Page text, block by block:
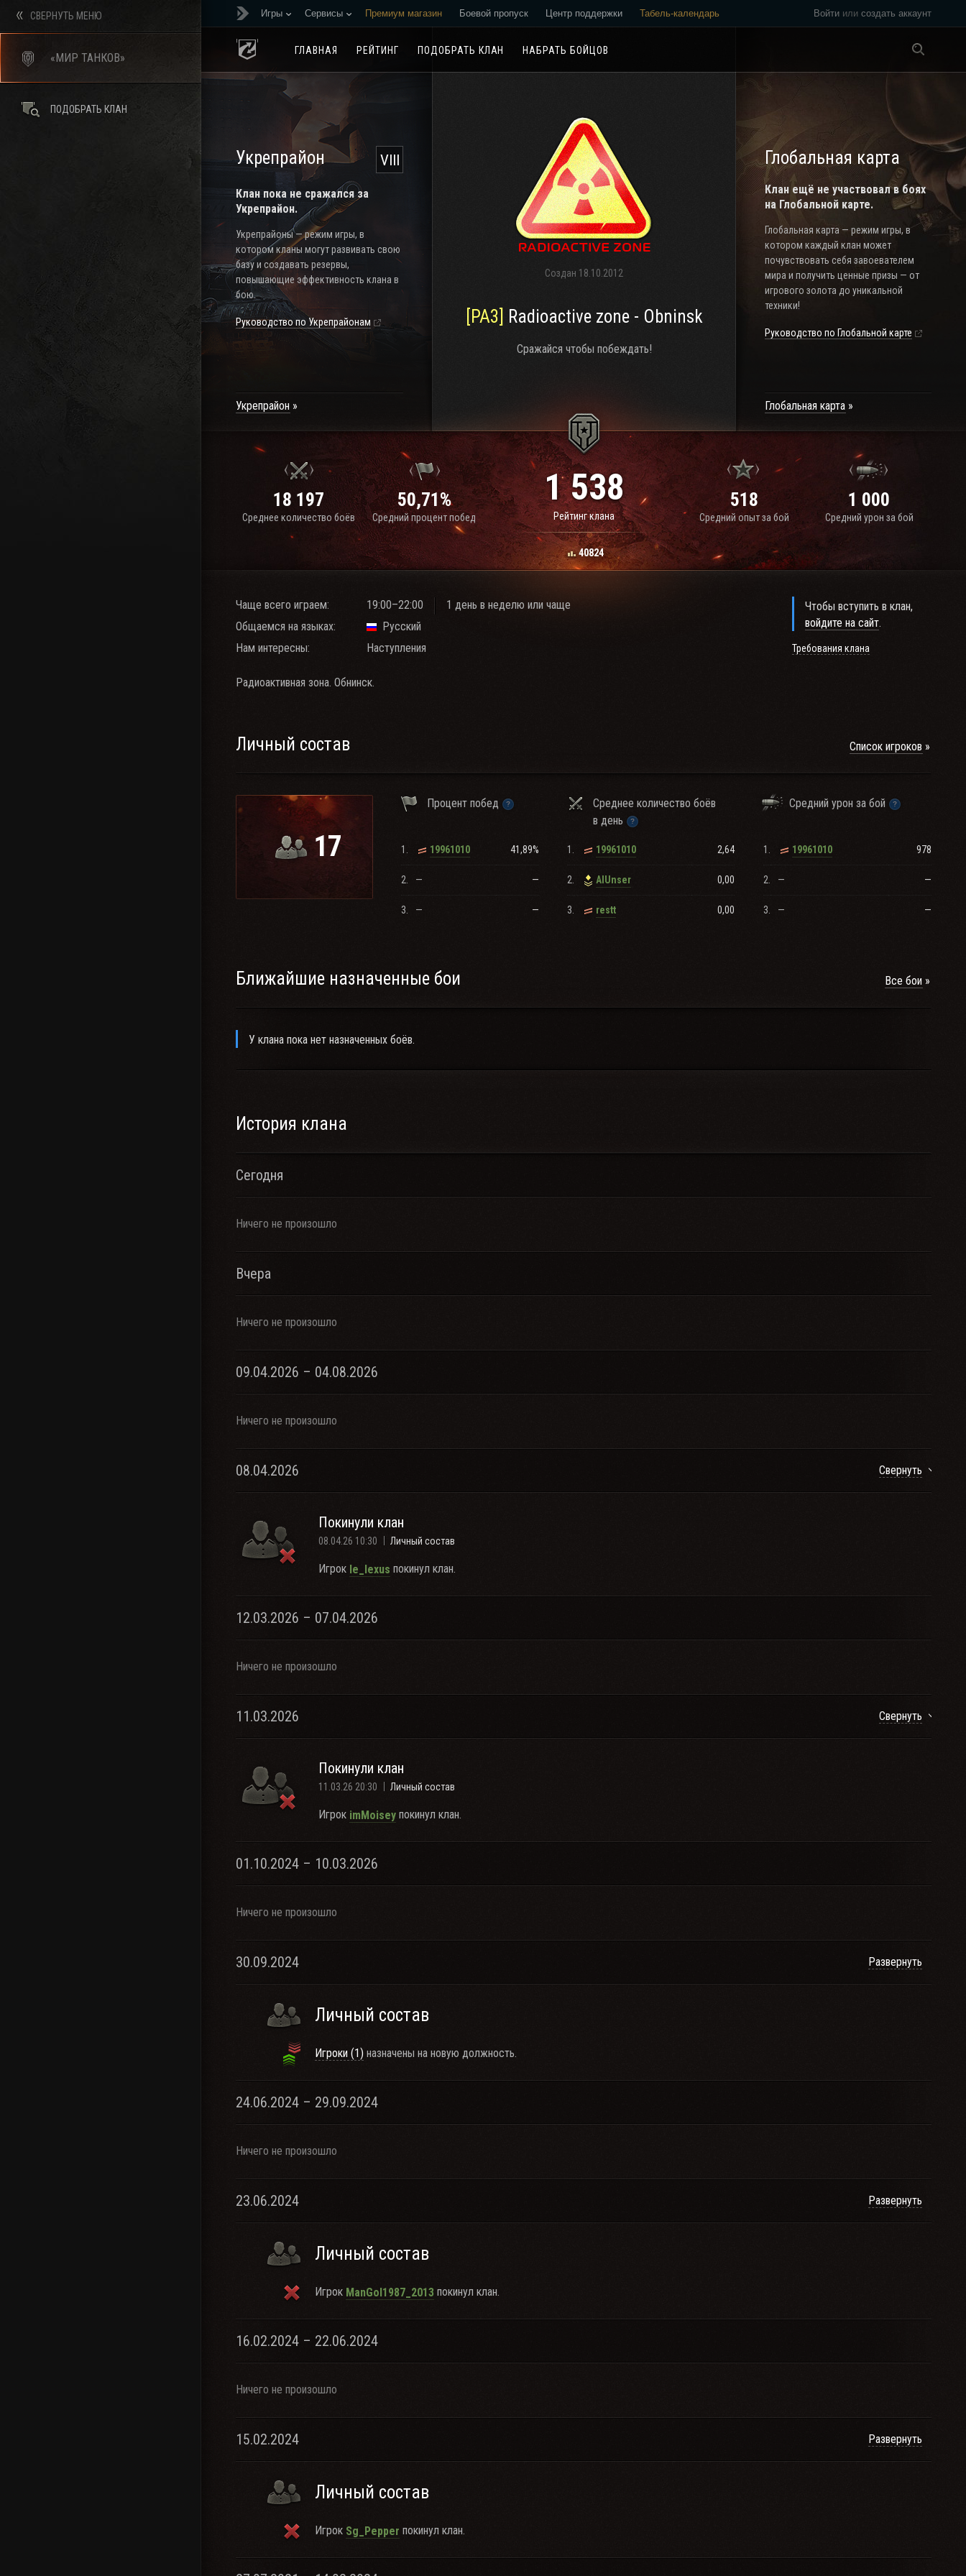
Войти или создать аккаунт
Игры Сервисы Премиум магазин Боевой пропуск Центр поддержки Табель-календарь
ГЛАВНАЯ РЕЙТИНГ ПОДОБРАТЬ КЛАН НАБРАТЬ БОЙЦОВ
VIII
Укрепрайон
Клан пока не сражался за
Укрепрайон.
Укрепрайоны — режим игры, в
котором кланы могут развивать свою
базу и создавать резервы,
повышающие эффективность клана в
бою.
Руководство по Укрепрайонам
Укрепрайон
Создан 18.10.2012
[PA3] Radioactive zone - Obninsk
Сражайся чтобы побеждать!
Глобальная карта
Клан ещё не участвовал в боях
на Глобальной карте.
Глобальная карта — режим игры, в
котором каждый клан может
почувствовать себя завоевателем
мира и получить ценные призы — от
игрового золота до уникальной
техники!
Руководство по Глобальной карте
Глобальная карта
18 197
Среднее количество боёв
50,71%
Средний процент побед
1 538
Рейтинг клана
40824
518
Средний опыт за бой
1 000
Средний урон за бой
Чаще всего играем: 19:00–22:00
1 день в неделю или чаще
Общаемся на языках:
Русский
Нам интересны:
Наступления
Радиоактивная зона. Обнинск.
Чтобы вступить в клан,
войдите на сайт.
Требования клана
Личный состав Список игроков
17
Процент побед
Среднее количество боёв
в день
Средний урон за бой
1. 19961010 41,89%
2. — —
3. — —
1. 19961010 2,64
2. AlUnser 0,00
3. restt 0,00
1. 19961010 978
2. — —
3. — —
Ближайшие назначенные бои Все бои
У клана пока нет назначенных боёв.
История клана
Сегодня
Ничего не произошло
Вчера
Ничего не произошло
09.04.2026 – 04.08.2026
Ничего не произошло
08.04.2026 Свернуть
Покинули клан
08.04.26 10:30 Личный состав
Игрок le_lexus покинул клан.
12.03.2026 – 07.04.2026
Ничего не произошло
11.03.2026 Свернуть
Покинули клан
11.03.26 20:30 Личный состав
Игрок imMoisey покинул клан.
01.10.2024 – 10.03.2026
Ничего не произошло
30.09.2024 Развернуть
Личный состав
Игроки (1) назначены на новую должность.
24.06.2024 – 29.09.2024
Ничего не произошло
23.06.2024 Развернуть
Личный состав
Игрок ManGol1987_2013 покинул клан.
16.02.2024 – 22.06.2024
Ничего не произошло
15.02.2024 Развернуть
Личный состав
Игрок Sg_Pepper покинул клан.
СВЕРНУТЬ МЕНЮ
«МИР ТАНКОВ»
ПОДОБРАТЬ КЛАН